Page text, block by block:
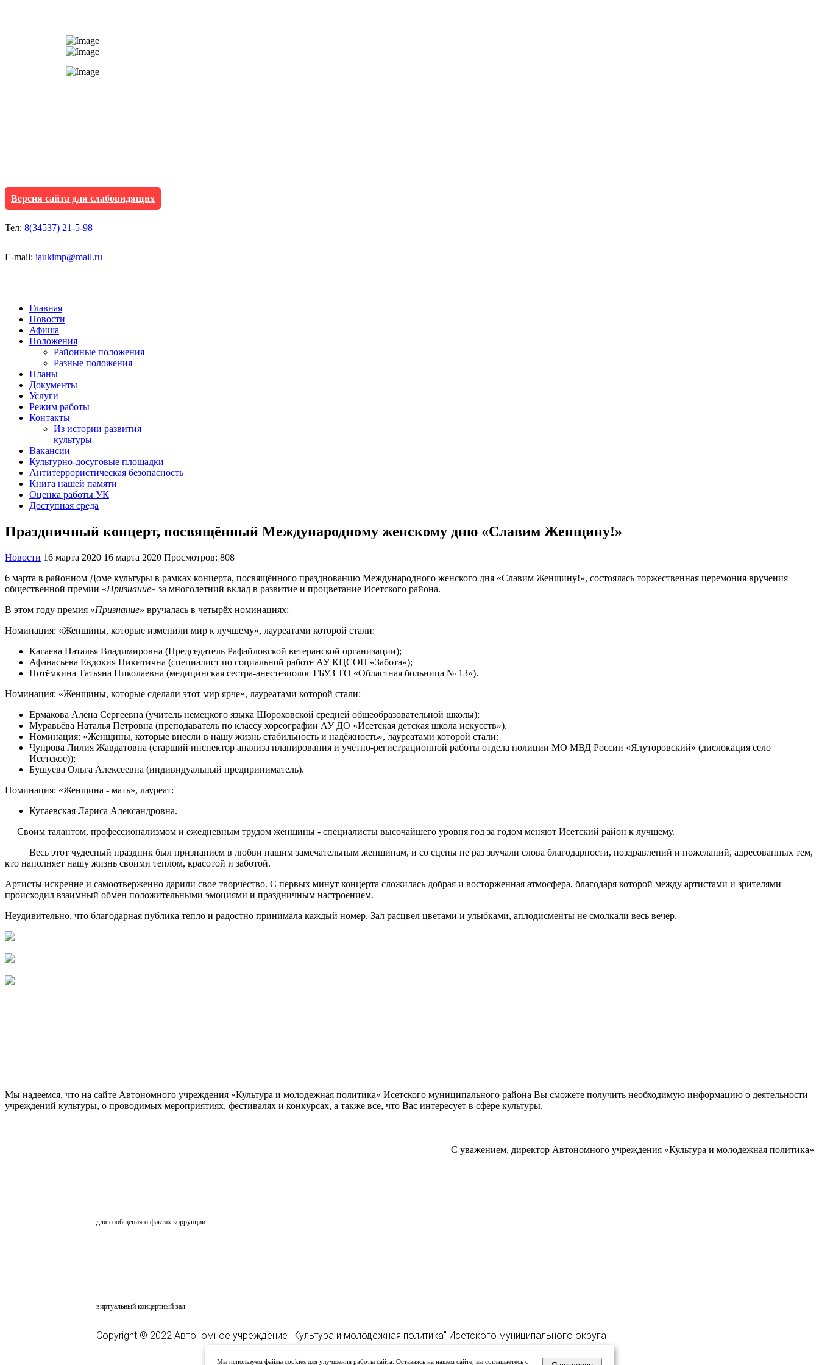
Версия сайта для слабовидящих
Тел: 8(34537) 21-5-98
E-mail: iaukimp@mail.ru
Главная
Новости
Афиша
Положения
Районные положения
Разные положения
Планы
Документы
Услуги
Режим работы
Контакты
Из истории развития
культуры
Вакансии
Культурно-досуговые площадки
Антитеррористическая безопасность
Книга нашей памяти
Оценка работы УК
Доступная среда
Праздничный концерт, посвящённый Международному женскому дню «Славим Женщину!»
Новости 16 марта 2020 16 марта 2020 Просмотров: 808
6 марта в районном Доме культуры в рамках концерта, посвящённого празднованию Международного женского дня «Славим Женщину!», состоялась торжественная церемония вручения
общественной премии «Признание» за многолетний вклад в развитие и процветание Исетского района.
В этом году премия «Признание» вручалась в четырёх номинациях:
Номинация: «Женщины, которые изменили мир к лучшему», лауреатами которой стали:
Кагаева Наталья Владимировна (Председатель Рафайловской ветеранской организации);
Афанасьева Евдокия Никитична (специалист по социальной работе АУ КЦСОН «Забота»);
Потёмкина Татьяна Николаевна (медицинская сестра-анестезиолог ГБУЗ ТО «Областная больница № 13»).
Номинация: «Женщины, которые сделали этот мир ярче», лауреатами которой стали:
Ермакова Алёна Сергеевна (учитель немецкого языка Шороховской средней общеобразовательной школы);
Муравьёва Наталья Петровна (преподаватель по классу хореографии АУ ДО «Исетская детская школа искусств»).
Номинация: «Женщины, которые внесли в нашу жизнь стабильность и надёжность», лауреатами которой стали:
Чупрова Лилия Жавдатовна (старший инспектор анализа планирования и учётно-регистрационной работы отдела полиции МО МВД России «Ялуторовский» (дислокация село
Исетское));
Бушуева Ольга Алексеевна (индивидуальный предприниматель).
Номинация: «Женщина - мать», лауреат:
Кугаевская Лариса Александровна.
Своим талантом, профессионализмом и ежедневным трудом женщины - специалисты высочайшего уровня год за годом меняют Исетский район к лучшему.
Весь этот чудесный праздник был признанием в любви нашим замечательным женщинам, и со сцены не раз звучали слова благодарности, поздравлений и пожеланий, адресованных тем,
кто наполняет нашу жизнь своими теплом, красотой и заботой.
Артисты искренне и самоотверженно дарили свое творчество. С первых минут концерта сложилась добрая и восторженная атмосфера, благодаря которой между артистами и зрителями
происходил взаимный обмен положительными эмоциями и праздничным настроением.
Неудивительно, что благодарная публика тепло и радостно принимала каждый номер. Зал расцвел цветами и улыбками, аплодисменты не смолкали весь вечер.
Мы надеемся, что на сайте Автономного учреждения «Культура и молодежная политика» Исетского муниципального района Вы сможете получить необходимую информацию о деятельности
учреждений культуры, о проводимых мероприятиях, фестивалях и конкурсах, а также все, что Вас интересует в сфере культуры.
С уважением, директор Автономного учреждения «Культура и молодежная политика»
для сообщения о фактах коррупции
виртуальный концертный зал
Copyright © 2022 Автономное учреждение "Культура и молодежная политика" Исетского муниципального округа
Мы используем файлы cookies для улучшения работы сайта. Оставаясь на нашем сайте, вы соглашаетесь с